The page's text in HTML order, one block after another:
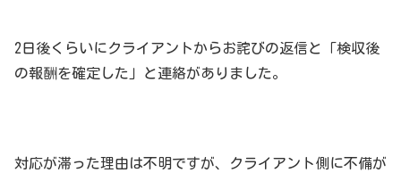
2日後くらいにクライアントからお詫びの返信と「検収後
の報酬を確定した」と連絡がありました。
対応が滞った理由は不明ですが、クライアント側に不備が